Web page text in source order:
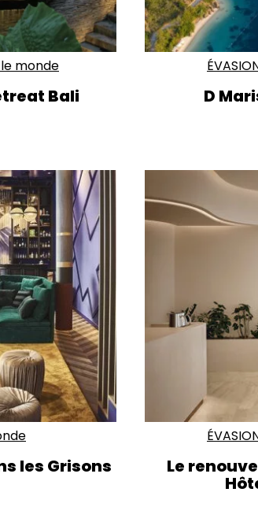
monde
Bali D
les Grisons Le